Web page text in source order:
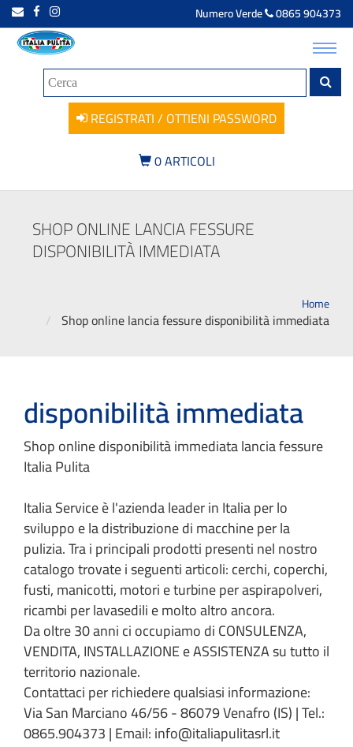
Numero Verde 0865 904373
REGISTRATI / OTTIENI PASSWORD
0ARTICOLI
SHOP ONLINE LANCIA FESSURE
DISPONIBILITÀ IMMEDIATA
Home
Shop online lancia fessure disponibilità immediata
disponibilità immediata
Shop online disponibilità immediata lancia fessure
Italia Pulita
Italia Service è l'azienda leader in Italia per lo
sviluppo e la distribuzione di macchine per la
pulizia. Tra i principali prodotti presenti nel nostro
catalogo trovate i seguenti articoli: cerchi, coperchi,
fusti, manicotti, motori e turbine per aspirapolveri,
ricambi per lavasedili e molto altro ancora.
Da oltre 30 anni ci occupiamo di CONSULENZA,
VENDITA, INSTALLAZIONE e ASSISTENZA su tutto il
territorio nazionale.
Contattaci per richiedere qualsiasi informazione:
Via San Marciano 46/56 - 86079 Venafro (IS) | Tel.:
0865.904373 | Email: info@italiapulitasrl.it